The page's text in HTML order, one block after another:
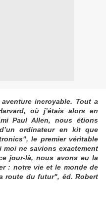
incroyable. Tout a
où j’étais alors en
Paul Allen, nous étions
ordinateur en kit que
le premier véritable
moi ne savions exactement
jour-là, nous avons eu la
: notre vie et le monde de
route du futur", éd. Robert